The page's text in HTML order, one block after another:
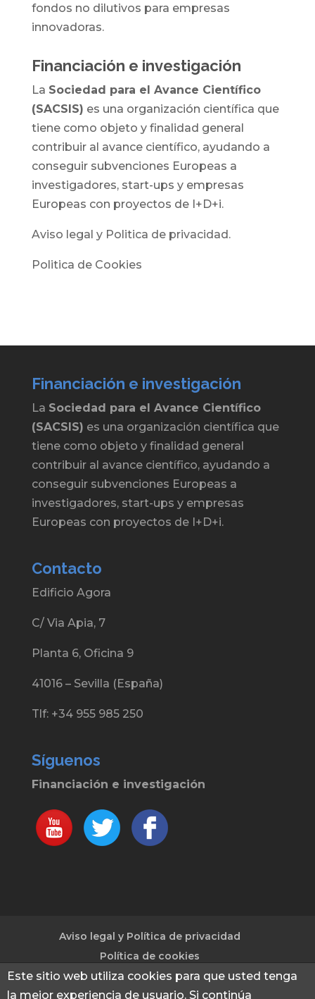
fondos no dilutivos para empresas
innovadoras.
Financiación e investigación
La Sociedad para el Avance Científico
(SACSIS) es una organización científica que
tiene como objeto y finalidad general
contribuir al avance científico, ayudando a
conseguir subvenciones Europeas a
investigadores, start-ups y empresas
Europeas con proyectos de I+D+i.
Aviso legal y Politica de privacidad.
Politica de Cookies
Financiación e investigación
La Sociedad para el Avance Científico
(SACSIS) es una organización científica que
tiene como objeto y finalidad general
contribuir al avance científico, ayudando a
conseguir subvenciones Europeas a
investigadores, start-ups y empresas
Europeas con proyectos de I+D+i.
Contacto
Edificio Agora
C/ Via Apia, 7
Planta 6, Oficina 9
41016 – Sevilla (España)
Tlf: +34 955 985 250
Síguenos
Financiación e investigación
Aviso legal y Política de privacidad
Política de cookies
Este sitio web utiliza cookies para que usted tenga
la mejor experiencia de usuario. Si continúa